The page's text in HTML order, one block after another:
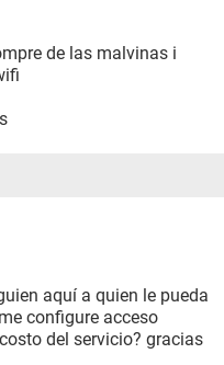
de las malvinas i
aquí a quien le pueda
configure acceso
del servicio? gracias